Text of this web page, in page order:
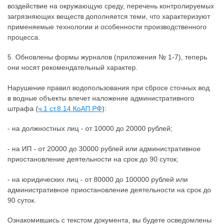
воздействие на окружающую среду, перечень контролируемых
загрязняющих веществ дополняется теми, что характеризуют
применяемые технологии и особенности производственного
процесса.
5. Обновлены формы журналов (приложения № 1-7), теперь
они носят рекомендательный характер.
Нарушение правил водопользования при сбросе сточных вод
в водные объекты влечет наложение административного
штрафа (ч.1 ст.8.14 КоАП РФ):
- на должностных лиц - от 10000 до 20000 рублей;
- на ИП - от 20000 до 30000 рублей или административное
приостановление деятельности на срок до 90 суток;
- на юридических лиц - от 80000 до 100000 рублей или
административное приостановление деятельности на срок до
90 суток.
Ознакомившись с текстом документа, вы будете осведомлены